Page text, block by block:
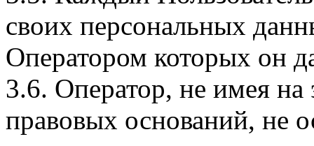
своих персональных
Оператором которых он
3.6. Оператор, не имея
правовых оснований, не